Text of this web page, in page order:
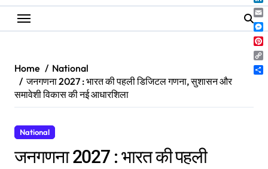
Home
National
जनगणना 2027 : भारत की पहली डिजिटल गणना, सुशासन और
समावेशी विकास की नई आधारशिला
National
जनगणना 2027 : भारत की पहली